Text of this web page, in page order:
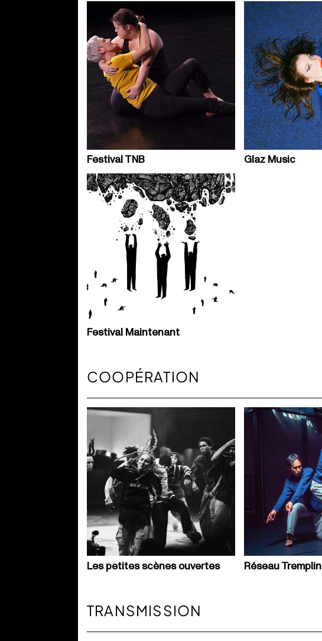
Festival TNB Glaz Music
Festival Maintenant
COOPÉRATION
Les petites scènes ouvertes Réseau Tremplin
TRANSMISSION